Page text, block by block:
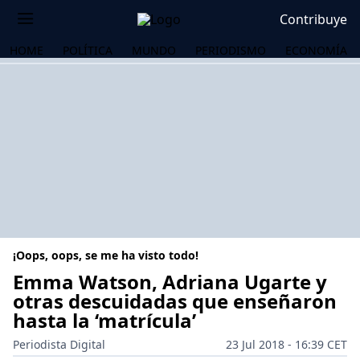
Contribuye
HOME POLÍTICA MUNDO PERIODISMO ECONOMÍA
¡Oops, oops, se me ha visto todo!
Emma Watson, Adriana Ugarte y
otras descuidadas que enseñaron
hasta la ‘matrícula’
Periodista Digital
23 Jul 2018 - 16:39 CET